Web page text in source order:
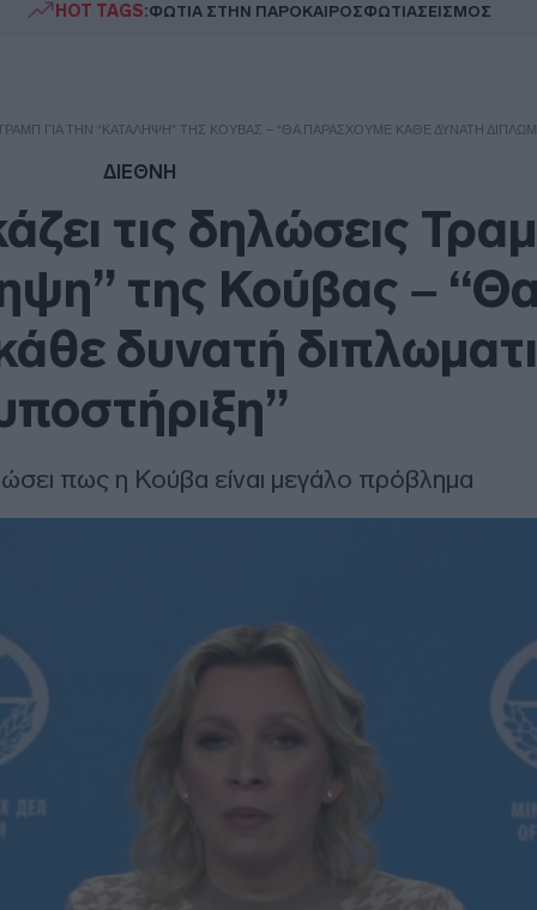
HOT TAGS:ΦΩΤΙΑ ΣΤΗΝ ΠΑΡΟΚΑΙΡΟΣΦΩΤΙΑΣΕΙΣΜΟΣ
ΓΙΑ ΤΗΝ “ΚΑΤΆΛΗΨΗ” ΤΗΣ ΚΟΎΒΑΣ – “ΘΑ ΠΑΡΆΣΧΟΥΜΕ ΚΆΘΕ ΔΥΝΑΤΉ
ΔΙΕΘΝΗ
τις δηλώσεις
της Κούβας – “Θα
δυνατή
πως η Κούβα είναι μεγάλο πρόβλημα